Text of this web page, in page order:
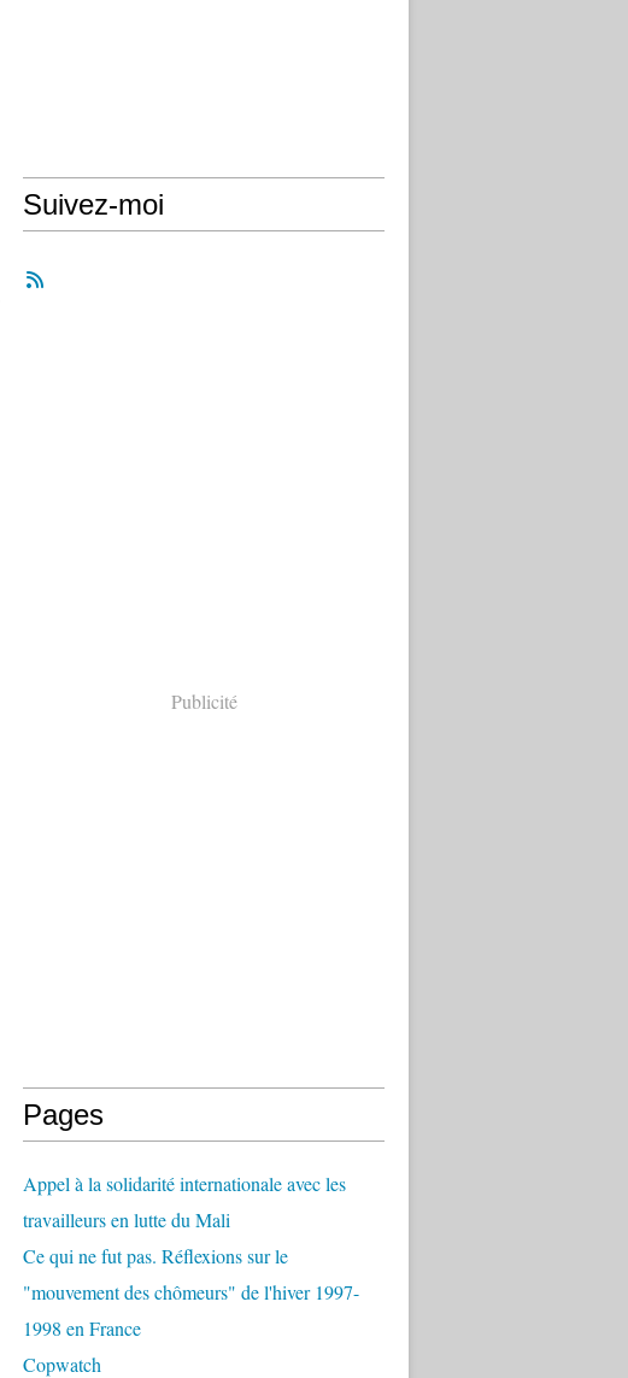
Suivez-moi
Publicité
Pages
Appel à la solidarité internationale avec les
travailleurs en lutte du Mali
Ce qui ne fut pas. Réflexions sur le
"mouvement des chômeurs" de l'hiver 1997-
1998 en France
Copwatch